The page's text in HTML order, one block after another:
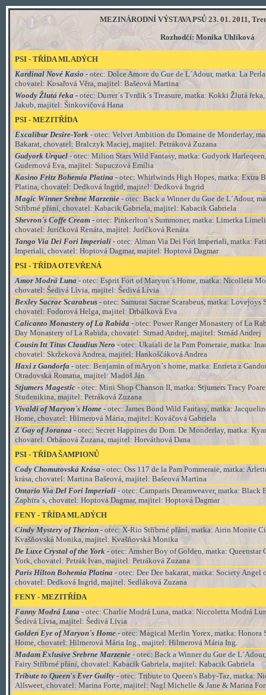
MEZINÁRODNÍ VÝSTAVA PSŮ 23. 01. 2011,
Rozhodčí: Monika Uhlíková
PSI - TŘÍDAMLADÝCH
Kardinal Nové Kasio - otec: Dolce Amore du Gue de L´Adour, matka: La
chovatel: Kosařová Věra, majitel: Bašeová Martina
Woody Žlutá řeka - otec: Durrer´s Tvrdik´s Treasure, matka: Kokki Žlutá
Jakub, majitel: Šinkovičová Hana
PSI - MEZITŘÍDA
Excalibur Desire-York - otec: Velvet Ambition du Domaine de Monderlay,
Bakarat, chovatel: Bralczyk Maciej, majitel: Petráková Zuzana
Gudyork Urquel - otec: Milion Stars Wild Fantasy, matka: Gudyork
Gudernová Eva, majitel: Supuczová Emília
Kasino Fritz Bohemia Platina - otec: Whirlwinds High Hopes, matka: Extra
Platina, chovatel: Dedková Ingrid, majitel: Dedková Ingrid
Magic Winner Srebne Marzenie - otec: Back a Winner du Gue de L´Adour,
Stříbrné přání, chovatel: Kabacik Gabriela, majitel: Kabacik Gabriela
Shevron´s Coffe Cream - otec: Pinkerlton´s Summoner, matka: Limetka
chovatel: Juríčková Renáta, majitel: Juríčková Renáta
Tango Via Dei Fori Imperiali - otec: Alman Via Dei Fori Imperiali, matka:
Imperiali, chovatel: Hoptová Dagmar, majitel: Hoptová Dagmar
PSI - TŘÍDAOTEVŘENÁ
Amor Modrá Luna - otec: Esprit Fort of Maryon´s Home, matka: Nicolleta
chovatel: Šedivá Lívia, majitel: Šedivá Lívia
Bexley Sacrae Scarabeus - otec: Samurai Sacrae Scarabeus, matka: Lovejoys
chovatel: Fodorová Helga, majitel: Drbálková Eva
Calicanto Monastery of La Rabida - otec: Power Ranger Monastery of La
Day Monastery of La Rabida, chovatel: Strnad Andrej, majitel: Strnád Andrej
Cousin Itt Titus Claudius Nero - otec: Ukaiali de la Pam Pomeraie, matka:
chovatel: Skržeková Andrea, majitel: Hankoščáková Andrea
Haxi z Gandorfa - otec: Benjamin of mAryon´s home, matka: Enrieta z
Otradovská Romana, majitel: Madoš Ján
Stjumers Magestic - otec: Mini Shop Chanson II, matka: Stjumers Tracy
Studenikina, majitel: Petráková Zuzana
Vivaldi of Maryon´s Home - otec: James Bond Wild Fantasy, matka:
Home, chovatel: Hilmerová Mária, majitel: Kováčová Gabriela
Z´Gay of Joranza - otec: Secret Happines du Dom. De Monderlay, matka:
chovatel: Orbánová Zuzana, majitel: Horváthová Dana
PSI - TŘÍDAŠAMPIONŮ
Cody Chomutovská Krása - otec: Oss 117 de la Pam Pommeraie, matka:
krása, chovatel: Martina Bašeová, majitel: Bašeová Martina
Ontario Via Del Fori Imperiali - otec: Camparis Dreamweaver, matka: Black
Zaphira´s, chovatel: Hoptová Dagmar, majitel: Hoptová Dagmar
FENY - TŘÍDA MLADÝCH
Cindy Mystery of Therion - otec: X-Rio Stříbrné přání, matka: Airin Monite
Kvašňovská Monika, majitel: Kvašňovská Monika
De Luxe Crystal of the York - otec: Amsher Boy of Golden, matka: Queenstar
York, chovatel: Petrák Ivan, majitel: Petráková Zuzana
Paris Hilton Bohemia Platina - otec: Dee Dee bakarat, matka: Society Angel
chovatel: Dedková Ingrid, majitel: Sedláková Zuzana
FENY - MEZITŘÍDA
Fanny Modrá Luna - otec: Charlie Modrá Luna, matka: Niccoletta Modrá
Šedivá Lívia, majitel: Šedivá Lívia
Golden Eye of Maryon´s Home - otec: Magical Merlin Yorex, matka: Honora
Home, chovatel: Hilmerová Mária Ing., majitel: Hilmerová Mária Ing.
Madam Exlusive Srebrne Marzenie - otec: Back a Winner du Gue de
Fairy Stříbrné přání, chovatel: Kabacik Gabriela, majitel: Kabacik Gabriela
Tribute to Queen's Ever Guilty - otec: Tribute to Queen's Baby-Taz, matka:
Allsweet, chovatel: Marina Forte, majitel: Nagl Michelle & Jane & Marina